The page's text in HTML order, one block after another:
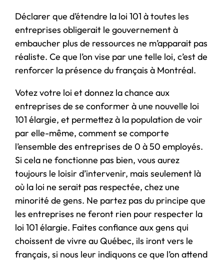
Déclarer que d’étendre la loi 101 à toutes les
entreprises obligerait le gouvernement à
embaucher plus de ressources ne m’apparait pas
réaliste. Ce que l’on vise par une telle loi, c’est de
renforcer la présence du français à Montréal.
Votez votre loi et donnez la chance aux
entreprises de se conformer à une nouvelle loi
101 élargie, et permettez à la population de voir
par elle-même, comment se comporte
l’ensemble des entreprises de 0 à 50 employés.
Si cela ne fonctionne pas bien, vous aurez
toujours le loisir d’intervenir, mais seulement là
où la loi ne serait pas respectée, chez une
minorité de gens. Ne partez pas du principe que
les entreprises ne feront rien pour respecter la
loi 101 élargie. Faites confiance aux gens qui
choissent de vivre au Québec, ils iront vers le
français, si nous leur indiquons ce que l’on attend